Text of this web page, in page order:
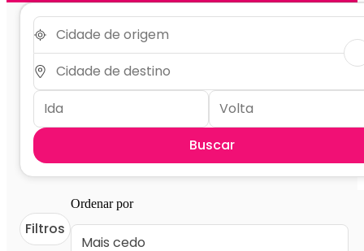
Buscar
Filtros
Ordenar por